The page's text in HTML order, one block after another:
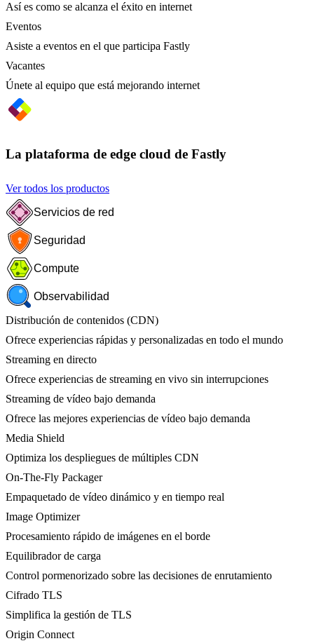
Así es como se alcanza el éxito en internet
Eventos
Asiste a eventos en el que participa Fastly
Vacantes
Únete al equipo que está mejorando internet
La plataforma de edge cloud de Fastly
Ver todos los productos
Servicios de red
Seguridad
Compute
Observabilidad
Distribución de contenidos (CDN)
Ofrece experiencias rápidas y personalizadas en todo el mundo
Streaming en directo
Ofrece experiencias de streaming en vivo sin interrupciones
Streaming de vídeo bajo demanda
Ofrece las mejores experiencias de vídeo bajo demanda
Media Shield
Optimiza los despliegues de múltiples CDN
On-The-Fly Packager
Empaquetado de vídeo dinámico y en tiempo real
Image Optimizer
Procesamiento rápido de imágenes en el borde
Equilibrador de carga
Control pormenorizado sobre las decisiones de enrutamiento
Cifrado TLS
Simplifica la gestión de TLS
Origin Connect